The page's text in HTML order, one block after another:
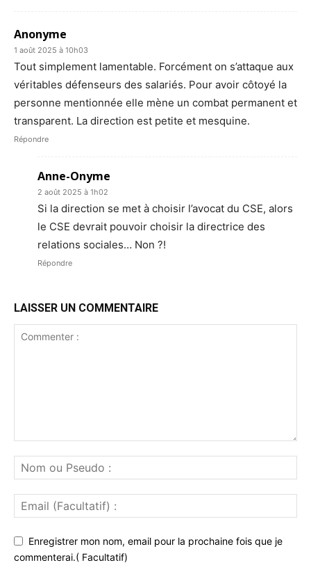
Anonyme
1 août 2025 à 10h03
Tout simplement lamentable. Forcément on s’attaque aux
véritables défenseurs des salariés. Pour avoir côtoyé la
personne mentionnée elle mène un combat permanent et
transparent. La direction est petite et mesquine.
Répondre
Anne-Onyme
2 août 2025 à 1h02
Si la direction se met à choisir l’avocat du CSE, alors
le CSE devrait pouvoir choisir la directrice des
relations sociales… Non ?!
Répondre
LAISSER UN COMMENTAIRE
Enregistrer mon nom, email pour la prochaine fois que je
commenterai.( Facultatif)